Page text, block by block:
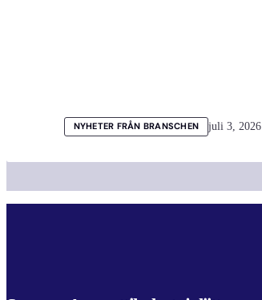
NYHETER FRÅN BRANSCHEN juli 3, 2026